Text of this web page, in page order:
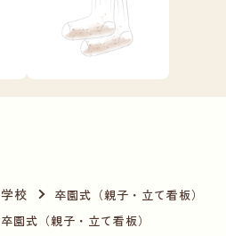
学校 卒園式（親子・立て看板）
卒園式（親子・立て看板）